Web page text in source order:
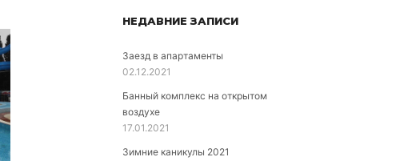
НЕДАВНИЕ ЗАПИСИ
Заезд в апартаменты
02.12.2021
Банный комплекс на открытом
воздухе
17.01.2021
Зимние каникулы 2021